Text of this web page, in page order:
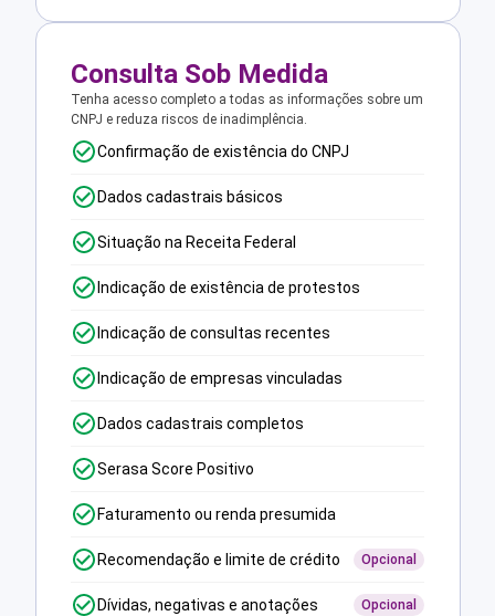
Consulta Sob Medida
Tenha acesso completo a todas as informações sobre um
CNPJ e reduza riscos de inadimplência.
Confirmação de existência do CNPJ
Dados cadastrais básicos
Situação na Receita Federal
Indicação de existência de protestos
Indicação de consultas recentes
Indicação de empresas vinculadas
Dados cadastrais completos
Serasa Score Positivo
Faturamento ou renda presumida
Recomendação e limite de crédito Opcional
Dívidas, negativas e anotações Opcional